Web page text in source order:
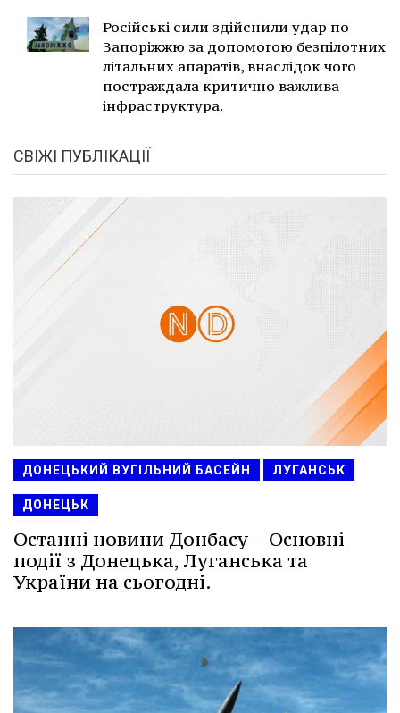
Російські сили здійснили удар по
Запоріжжю за допомогою безпілотних
літальних апаратів, внаслідок чого
постраждала критично важлива
інфраструктура.
СВІЖІ ПУБЛІКАЦІЇ
ДОНЕЦЬКИЙ ВУГІЛЬНИЙ БАСЕЙН ЛУГАНСЬК
ДОНЕЦЬК
Останні новини Донбасу – Основні
події з Донецька, Луганська та
України на сьогодні.